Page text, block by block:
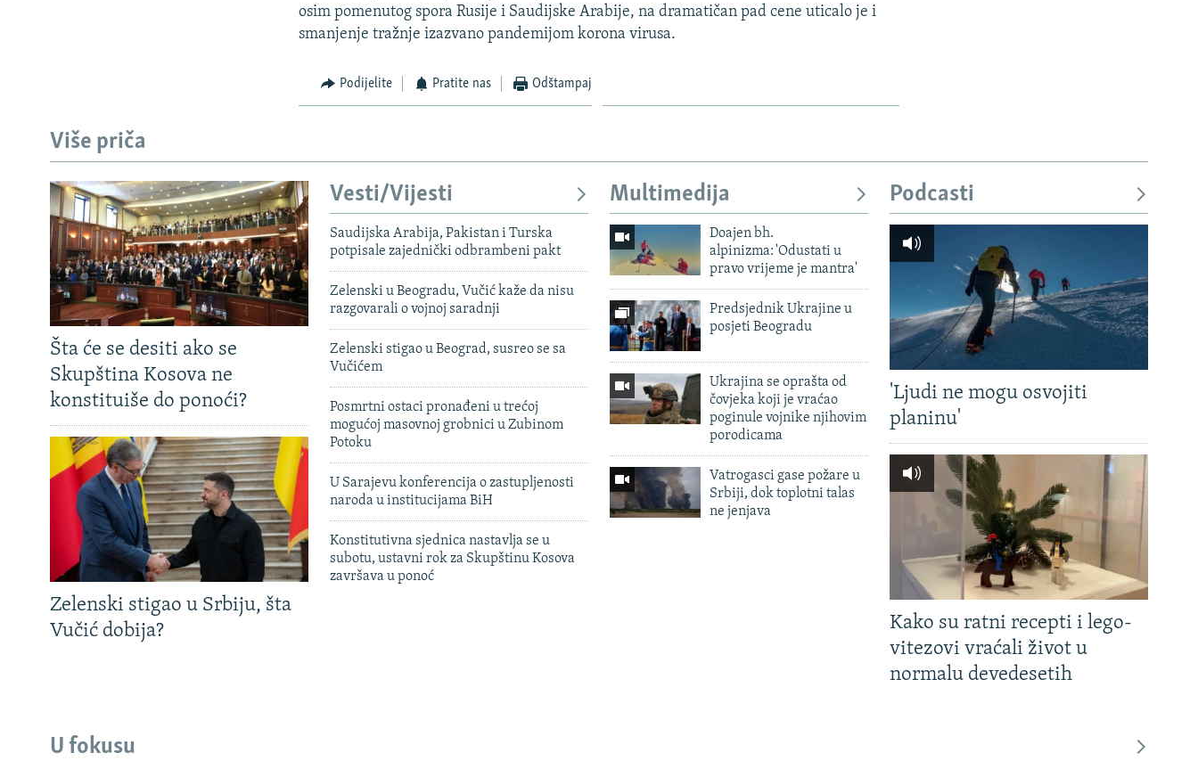
osim pomenutog spora Rusije i Saudijske Arabije, na dramatičan pad cene uticalo je i
smanjenje tražnje izazvano pandemijom korona virusa.
Podijelite Pratite nas Odštampaj
Više priča
Šta će se desiti ako se
Skupština Kosova ne
konstituiše do ponoći?
Zelenski stigao u Srbiju, šta
Vučić dobija?
Vesti/Vijesti
Saudijska Arabija, Pakistan i Turska
potpisale zajednički odbrambeni pakt
Zelenski u Beogradu, Vučić kaže da nisu
razgovarali o vojnoj saradnji
Zelenski stigao u Beograd, susreo se sa
Vučićem
Posmrtni ostaci pronađeni u trećoj
mogućoj masovnoj grobnici u Zubinom
Potoku
U Sarajevu konferencija o zastupljenosti
naroda u institucijama BiH
Konstitutivna sjednica nastavlja se u
subotu, ustavni rok za Skupštinu Kosova
završava u ponoć
Multimedija
Doajen bh.
alpinizma: 'Odustati u
pravo vrijeme je mantra'
Predsjednik Ukrajine u
posjeti Beogradu
Ukrajina se oprašta od
čovjeka koji je vraćao
poginule vojnike njihovim
porodicama
Vatrogasci gase požare u
Srbiji, dok toplotni talas
ne jenjava
Podcasti
'Ljudi ne mogu osvojiti
planinu'
Kako su ratni recepti i lego-
vitezovi vraćali život u
normalu devedesetih
U fokusu